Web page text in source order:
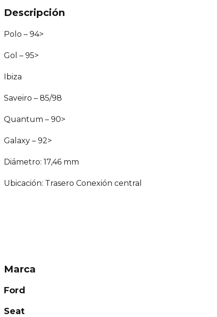
Descripción
Polo – 94>
Gol – 95>
Ibiza
Saveiro – 85/98
Quantum – 90>
Galaxy – 92>
Diámetro: 17,46 mm
Ubicación: Trasero Conexión central
Marca
Ford
Seat